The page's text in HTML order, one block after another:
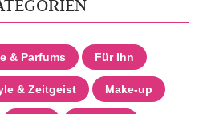
& Parfums Für Ihn
& Zeitgeist Make-up